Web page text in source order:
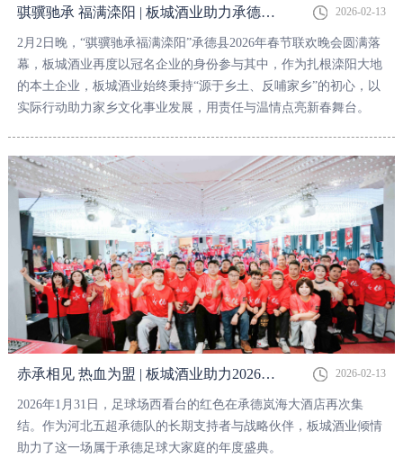
骐骥驰承 福满滦阳 | 板城酒业助力承德县2026年春节联欢晚会成功召开！ 2026-02-13
2月2日晚，“骐骥驰承福满滦阳”承德县2026年春节联欢晚会圆满落
幕，板城酒业再度以冠名企业的身份参与其中，作为扎根滦阳大地
的本土企业，板城酒业始终秉持“源于乡土、反哺家乡”的初心，以
实际行动助力家乡文化事业发展，用责任与温情点亮新春舞台。
赤承相见 热血为盟 | 板城酒业助力2026年首届“承之队”球迷联欢会圆满举办！ 2026-02-13
2026年1月31日，足球场西看台的红色在承德岚海大酒店再次集
结。作为河北五超承德队的长期支持者与战略伙伴，板城酒业倾情
助力了这一场属于承德足球大家庭的年度盛典。